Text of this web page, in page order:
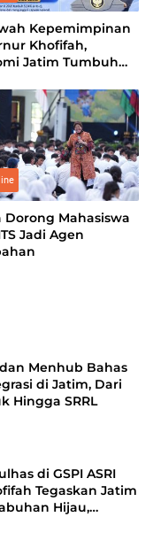
Kepemimpinan
Khofifah,
Jatim Tumbuh
Turun
Dorong Mahasiswa
Jadi Agen
Menhub Bahas
di Jatim, Dari
Hingga SRRL
di GSPI ASRI
Tegaskan Jatim
Hijau,
Saing